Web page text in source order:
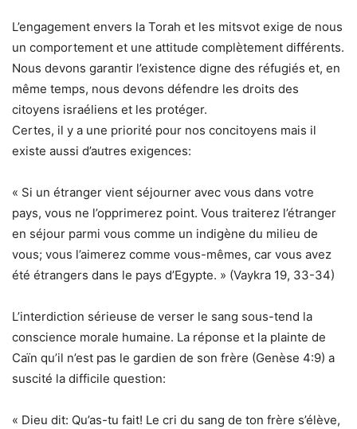
L’engagement envers la Torah et les mitsvot exige de nous
un comportement et une attitude complètement différents.
Nous devons garantir l’existence digne des réfugiés et, en
même temps, nous devons défendre les droits des
citoyens israéliens et les protéger.
Certes, il y a une priorité pour nos concitoyens mais il
existe aussi d’autres exigences:
« Si un étranger vient séjourner avec vous dans votre
pays, vous ne l’opprimerez point. Vous traiterez l’étranger
en séjour parmi vous comme un indigène du milieu de
vous; vous l’aimerez comme vous-mêmes, car vous avez
été étrangers dans le pays d’Egypte. » (Vaykra 19, 33-34)
L’interdiction sérieuse de verser le sang sous-tend la
conscience morale humaine. La réponse et la plainte de
Caïn qu’il n’est pas le gardien de son frère (Genèse 4:9) a
suscité la difficile question:
« Dieu dit: Qu’as-tu fait! Le cri du sang de ton frère s’élève,